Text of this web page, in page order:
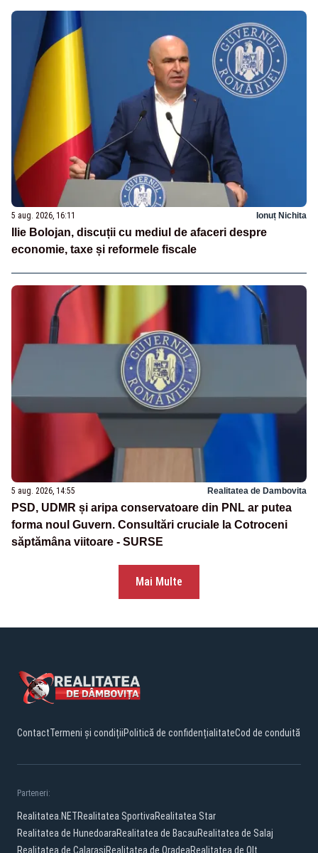
5 aug. 2026, 16:11 Ionuț Nichita
Ilie Bolojan, discuții cu mediul de afaceri despre
economie, taxe și reformele fiscale
5 aug. 2026, 14:55 Realitatea de Dambovita
PSD, UDMR și aripa conservatoare din PNL ar putea
forma noul Guvern. Consultări cruciale la Cotroceni
săptămâna viitoare - SURSE
Mai Multe
ContactTermeni și condițiiPolitică de confidențialitateCod de conduită
Parteneri:
Realitatea.NETRealitatea SportivaRealitatea Star
Realitatea de HunedoaraRealitatea de BacauRealitatea de Salaj
Realitatea de CalarasiRealitatea de OradeaRealitatea de Olt